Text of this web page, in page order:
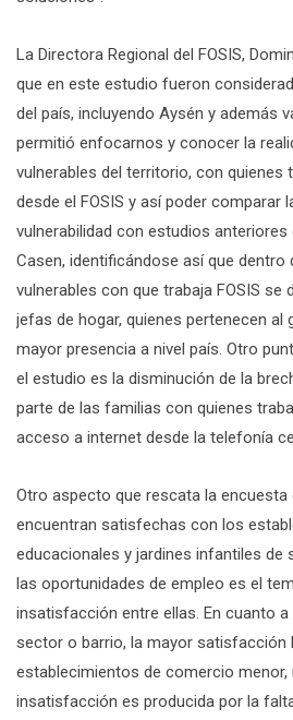
La Directora Regional del FOSIS,
que en este estudio fueron
del país, incluyendo Aysén y además
permitió enfocarnos y conocer la
vulnerables del territorio, con quienes
desde el FOSIS y así poder comparar
vulnerabilidad con estudios
Casen, identificándose así que dentro
vulnerables con que trabaja FOSIS se
jefas de hogar, quienes pertenecen al
mayor presencia a nivel país. Otro
el estudio es la disminución de la
parte de las familias con quienes
acceso a internet desde la telefonía
Otro aspecto que rescata la
encuentran satisfechas con los
educacionales y jardines infantiles de
las oportunidades de empleo es el
insatisfacción entre ellas. En cuanto
sector o barrio, la mayor satisfacción
establecimientos de comercio
insatisfacción es producida por la